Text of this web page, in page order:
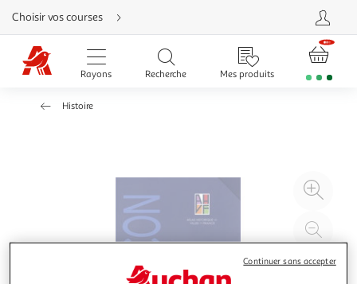
Aller
directement
au
contenu
Aller
directement
Aller
Choisir vos courses
Rayons Recherche Mes produits
Histoire
à
Continuer sans accepter